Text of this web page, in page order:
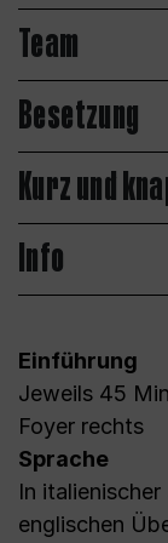
Team
Besetzung
Kurz und
Info
Einführung
Jeweils 45
Foyer rechts
Sprache
In
englischen